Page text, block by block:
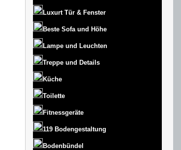
Luxurt Tür & Fenster
Beste Sofa und Höhe
Lampe und Leuchten
Treppe und Details
Küche
Toilette
Fitnessgeräte
119 Bodengestaltung
Bodenbündel